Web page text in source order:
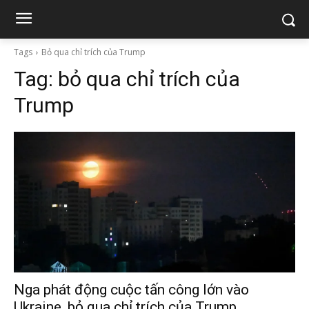
Tags Bỏ qua chỉ trích của Trump
Tag: bỏ qua chỉ trích của
Trump
Nga phát động cuộc tấn công lớn vào